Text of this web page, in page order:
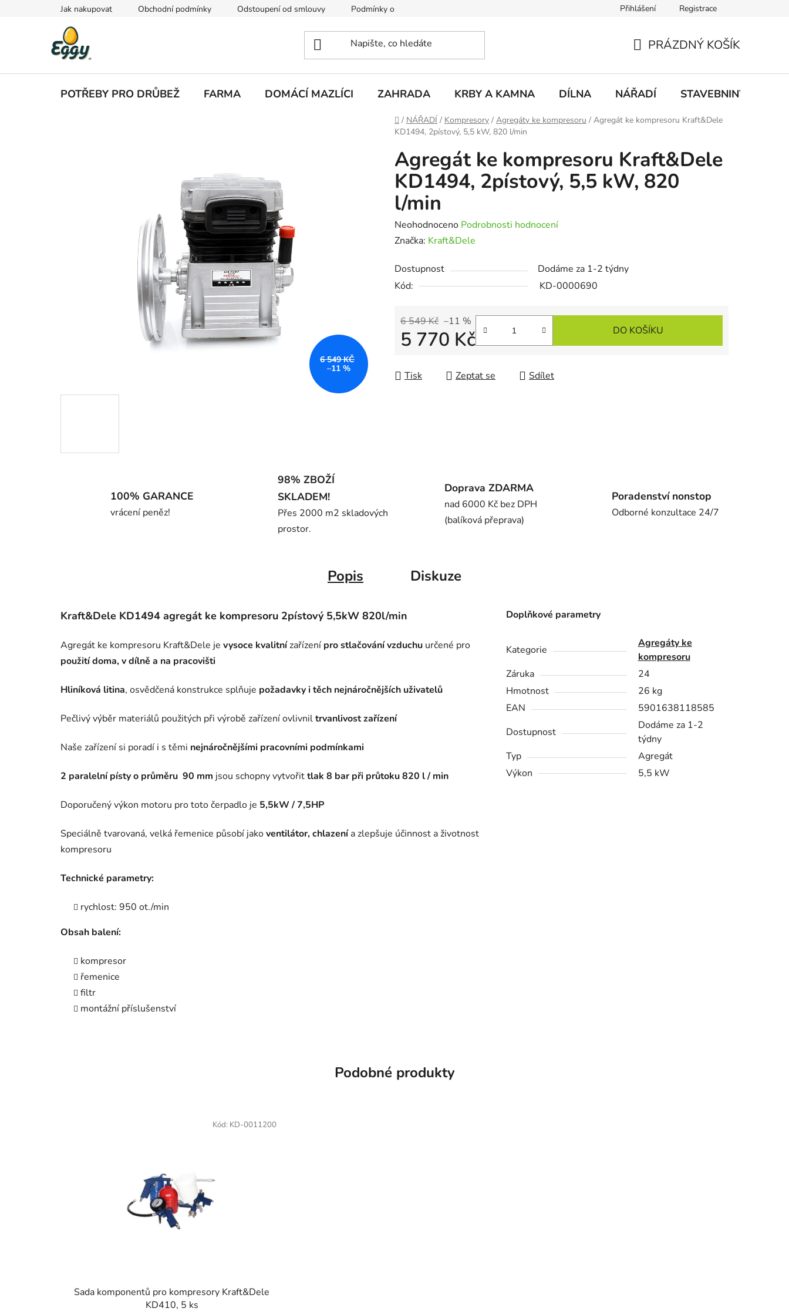
Jak nakupovat Obchodní podmínky Odstoupení od smlouvy Podmínky ochrany osobních údajů Doprava a platbaPřihlášení Registrace
KOŠÍK
PRÁZDNÝ KOŠÍK
POTŘEBY PRO DRŮBEŽ FARMA DOMÁCÍ MAZLÍCI ZAHRADA KRBY A KAMNA DÍLNA NÁŘADÍ STAVEBNINY
Domů
/ NÁŘADÍ / Kompresory / Agregáty ke kompresoru / Agregát ke kompresoru Kraft&Dele
KD1494, 2pístový, 5,5 kW, 820 l/min
Agregát ke kompresoru Kraft&Dele
KD1494, 2pístový, 5,5 kW, 820
l/min
Průměrné
hodnocení
je
0,0
hvězdiček.
Neohodnoceno Podrobnosti hodnocení
Značka: Kraft&Dele
Dostupnost
Dodáme za 1-2 týdny
Kód:
KD-0000690
6 549 Kč –11 %
5 770 Kč DO KOŠÍKU
Tisk Zeptat se Sdílet
6 549 KČ
–11 %
100% GARANCE
vrácení peněz!
98% ZBOŽÍ
SKLADEM!
Přes 2000 m2 skladových
prostor.
Doprava ZDARMA
nad 6000 Kč bez DPH
(balíková přeprava)
Poradenství nonstop
Odborné konzultace 24/7
Popis Diskuze
Kraft&Dele KD1494 agregát ke kompresoru 2pístový 5,5kW 820l/min
Agregát ke kompresoru Kraft&Dele je vysoce kvalitnízařízení pro stlačování vzduchu určené pro
použití doma, v dílně a na pracovišti
Hliníková litina, osvědčená konstrukce splňuje požadavky i těch nejnáročnějších uživatelů
Pečlivý výběr materiálů použitých při výrobě zařízení ovlivniltrvanlivost zařízení
Naše zařízení si poradí i s těmi nejnáročnějšími pracovními podmínkami
2 paralelní písty o průměru 90 mm jsou schopny vytvořittlak 8 bar při průtoku 820 l / min
Doporučený výkon motoru pro toto čerpadlo je 5,5kW / 7,5HP
Speciálně tvarovaná, velká řemenice působí jakoventilátor, chlazenía zlepšuje účinnost a životnost
kompresoru
Technické parametry:
rychlost: 950 ot./min
Obsah balení:
kompresor
řemenice
filtr
montážní příslušenství
Doplňkové parametry
Kategorie
Agregáty ke
kompresoru
Záruka
24
Hmotnost
26 kg
EAN
5901638118585
Dostupnost
Dodáme za 1-2
týdny
Typ
Agregát
Výkon
5,5 kW
Podobné produkty
Sada komponentů pro kompresory Kraft&Dele
KD410, 5 ks
Kód: KD-0011200